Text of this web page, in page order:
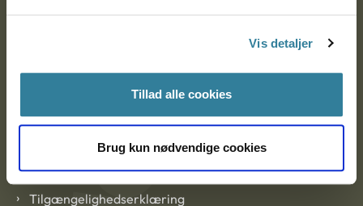
Vis detaljer
Tillad alle cookies
Brug kun nødvendige cookies
Om Ankestyrelsen
Blanketter og kontaktformularer
Tilgængelighedserklæring